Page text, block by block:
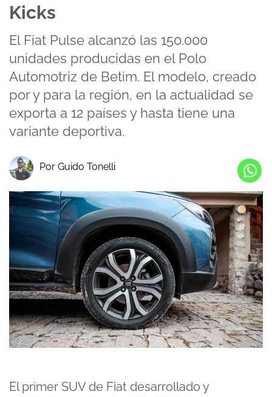
Kicks
El Fiat Pulse alcanzó las 150.000
unidades producidas en el Polo
Automotriz de Betim. El modelo, creado
por y para la región, en la actualidad se
exporta a 12 países y hasta tiene una
variante deportiva.
Por Guido Tonelli
El primer SUV de Fiat desarrollado y